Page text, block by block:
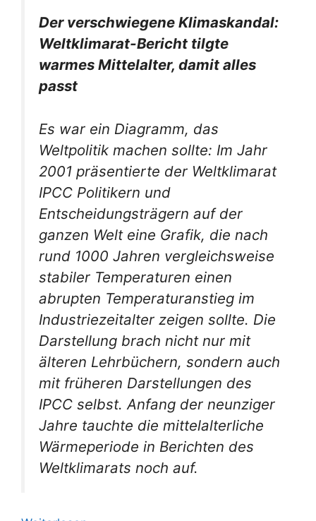
Der verschwiegene Klimaskandal:
Weltklimarat-Bericht tilgte
warmes Mittelalter, damit alles
passt
Es war ein Diagramm, das
Weltpolitik machen sollte: Im Jahr
2001 präsentierte der Weltklimarat
IPCC Politikern und
Entscheidungsträgern auf der
ganzen Welt eine Grafik, die nach
rund 1000 Jahren vergleichsweise
stabiler Temperaturen einen
abrupten Temperaturanstieg im
Industriezeitalter zeigen sollte. Die
Darstellung brach nicht nur mit
älteren Lehrbüchern, sondern auch
mit früheren Darstellungen des
IPCC selbst. Anfang der neunziger
Jahre tauchte die mittelalterliche
Wärmeperiode in Berichten des
Weltklimarats noch auf.